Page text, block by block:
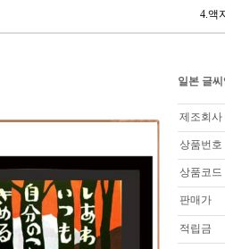
4.액
일본 글
제조회사
상품번호
상품코드
판매가
적립금